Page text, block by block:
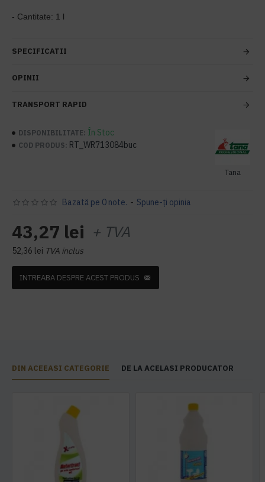
- Cantitate: 1 l
SPECIFICATII
OPINII
TRANSPORT RAPID
DISPONIBILITATE: În Stoc
COD PRODUS: RT_WR713084buc
Tana
Bazată pe 0 note. - Spune-ţi opinia
43,27 lei + TVA
52,36 lei TVA inclus
INTREABA DESPRE ACEST PRODUS
DIN ACEEASI CATEGORIE DE LA ACELASI PRODUCATOR